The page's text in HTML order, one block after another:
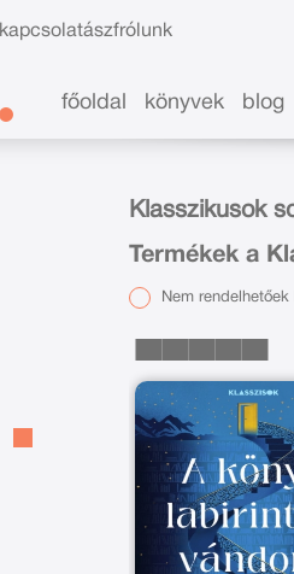
kapcsolatászfrólunk
főoldal könyvek blog
Klasszikusok
Termékek a
Nem